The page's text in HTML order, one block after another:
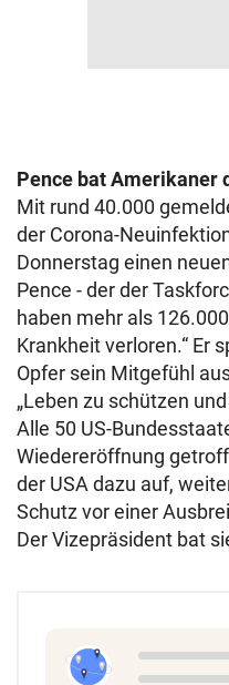
Pence bat Amerikaner
Mit rund 40.000
der Corona-
Donnerstag einen
Pence - der der
haben mehr als
Krankheit verloren.“ Er
Opfer sein Mitgefühl
„Leben zu schützen
Alle 50 US-
Wiedereröffnung
der USA dazu auf,
Schutz vor einer
Der Vizepräsident bat